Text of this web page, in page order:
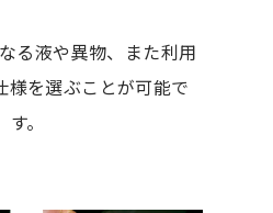
る液や異物、また利用
様を選ぶことが可能で
す。